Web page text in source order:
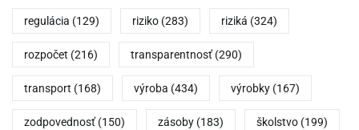
regulácia (129) riziko (283) riziká (324)
rozpočet (216) transparentnosť (290)
transport (168) výroba (434) výrobky (167)
zodpovednosť (150) zásoby (183) školstvo (199)